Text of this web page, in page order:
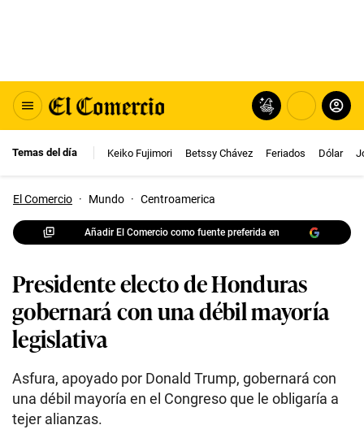
Temas del día Keiko Fujimori Betssy Chávez Feriados Dólar
El Comercio · Mundo · Centroamerica
Añadir El Comercio como fuente preferida en
Presidente electo de Honduras
gobernará con una débil mayoría
legislativa
Asfura, apoyado por Donald Trump, gobernará con
una débil mayoría en el Congreso que le obligaría a
tejer alianzas.